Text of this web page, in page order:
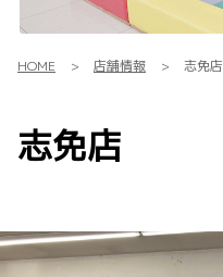
HOME 店舗情報 志免店
志免店